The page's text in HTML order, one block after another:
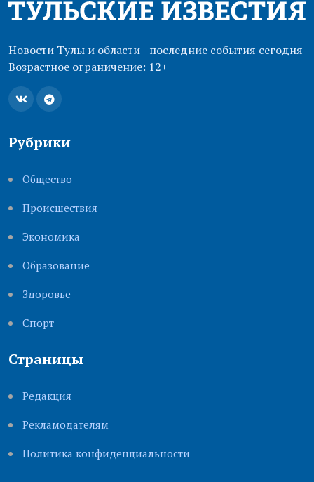
Новости Тулы и области - последние события сегодня
Возрастное ограничение: 12+
Рубрики
Общество
Происшествия
Экономика
Образование
Здоровье
Cпорт
Страницы
Редакция
Рекламодателям
Политика конфиденциальности